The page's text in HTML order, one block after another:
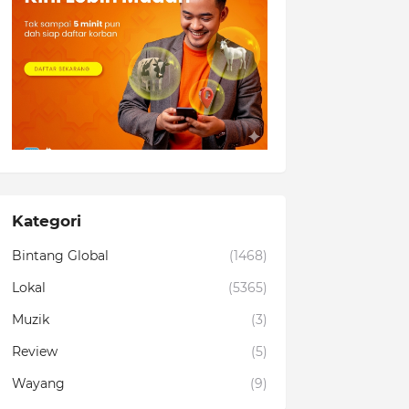
Kategori
Bintang Global
(1468)
Lokal
(5365)
Muzik
(3)
Review
(5)
Wayang
(9)